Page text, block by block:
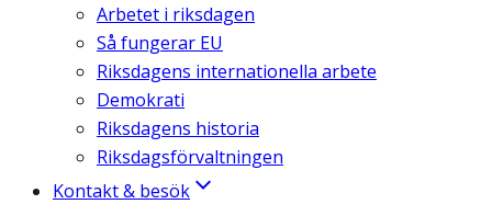
Arbetet i riksdagen
Så fungerar EU
Riksdagens internationella arbete
Demokrati
Riksdagens historia
Riksdagsförvaltningen
Kontakt & besök